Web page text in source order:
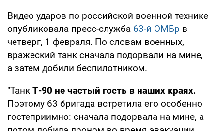
Видео ударов по российской военной технике
опубликовала пресс-служба 63-й ОМБр в
четверг, 1 февраля. По словам военных,
вражеский танк сначала подорвали на мине,
а затем добили беспилотником.
"Танк Т-90 не частый гость в наших краях.
Поэтому 63 бригада встретила его особенно
гостеприимно: сначала подорвала на мине, а